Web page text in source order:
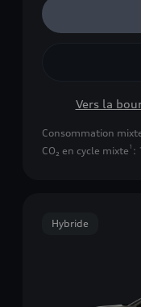
Vers la
Consommation
CO₂ en cycle mixte 1 :
Hybride